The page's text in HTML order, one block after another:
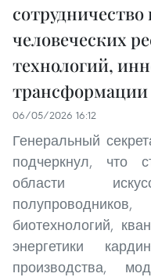
человеческих
технологий,
трансформации
06/05/2026 16:12
Генеральный
подчеркнул, что
области
биотехнологий,
энергетики
производства,